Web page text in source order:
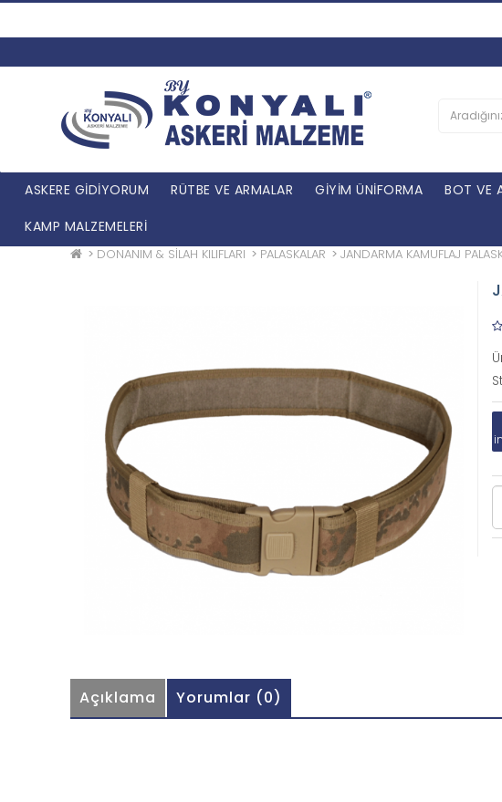
ASKERE GİDİYORUM RÜTBE VE ARMALAR GİYİM ÜNİFORMA BOT VE
KAMP MALZEMELERİ
DONANIM & SİLAH KILIFLARI PALASKALAR JANDARMA KAMUFLAJ
Açıklama Yorumlar (0)